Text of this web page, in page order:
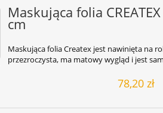
Maskująca folia
cm
Maskująca folia Createx jest nawinięta na
przezroczysta, ma matowy wygląd i jest
78,20 zł